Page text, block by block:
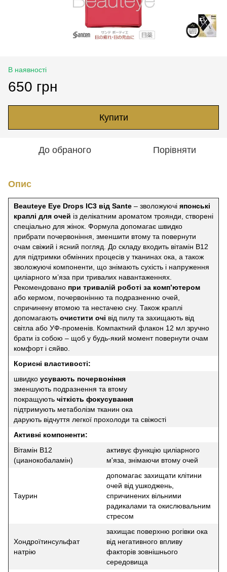
В наявності
650 грн
Купити
До обраного Порівняти
Опис
Beauteye Eye Drops IC3 від Sante – зволожуючі японські
краплі для очей із делікатним ароматом троянди, створені
спеціально для жінок. Формула допомагає швидко
прибрати почервоніння, зменшити втому та повернути
очам свіжий і ясний погляд. До складу входить вітамін B12
для підтримки обмінних процесів у тканинах ока, а також
зволожуючі компоненти, що знімають сухість і напруження
циліарного м’яза при тривалих навантаженнях.
Рекомендовано при тривалій роботі за комп’ютером
або кермом, почервонінню та подразненню очей,
спричинену втомою та нестачею сну. Також краплі
допомагають очистити очі від пилу та захищають від
світла або УФ-променів. Компактний флакон 12 мл зручно
брати із собою – щоб у будь-який момент повернути очам
комфорт і сяйво.
Корисні властивості:
швидко усувають почервоніння
зменшують подразнення та втому
покращують чіткість фокусування
підтримують метаболізм тканин ока
дарують відчуття легкої прохолоди та свіжості
Активні компоненти:
Вітамін B12
(цианокобаламін)
активує функцію циліарного
м'яза, знімаючи втому очей
Таурин
допомагає захищати клітини
очей від ушкоджень,
спричинених вільними
радикалами та окислювальним
стресом
Хондроїтинсульфат
натрію
захищає поверхню рогівки ока
від негативного впливу
факторів зовнішнього
середовища